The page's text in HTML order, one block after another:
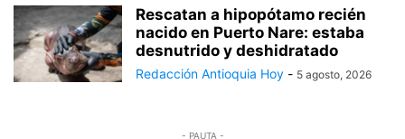
Rescatan a hipopótamo recién
nacido en Puerto Nare: estaba
desnutrido y deshidratado
Redacción Antioquia Hoy - 5 agosto, 2026
- PAUTA -